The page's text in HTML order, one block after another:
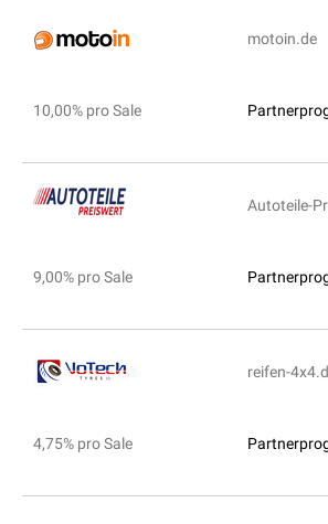
motoin.de
10,00% pro Sale
Autoteile-
9,00% pro Sale
reifen-
4,75% pro Sale